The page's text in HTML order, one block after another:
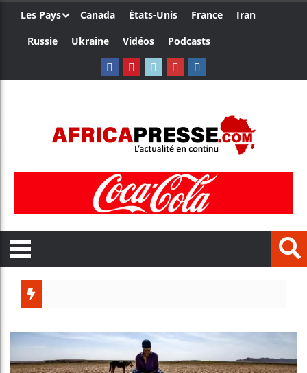
Les Pays Canada États-Unis France
Iran
Russie
Ukraine Vidéos Podcasts